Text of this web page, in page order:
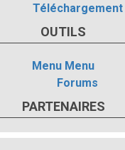
Téléchargement
OUTILS
Menu Menu
Forums
PARTENAIRES